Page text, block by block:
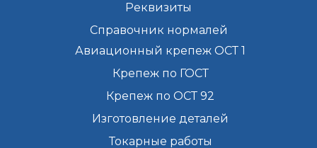
Реквизиты
Справочник нормалей
Авиационный крепеж ОСТ 1
Крепеж по ГОСТ
Крепеж по ОСТ 92
Изготовление деталей
Токарные работы